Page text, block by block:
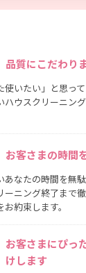
品質にこだわり
使いたい」と思っ
ハウスクリーニン
お客さまの時間
あなたの時間を無
ーニング終了まで
お約束します。
お客さまにぴっ
けします